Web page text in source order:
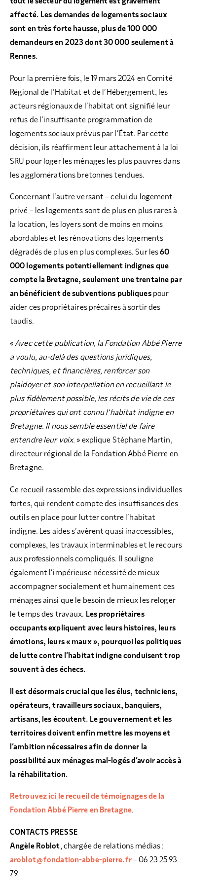
affecté. Les demandes de logements sociaux
sont en très forte hausse, plus de 100 000
demandeurs en 2023 dont 30 000 seulement à
Rennes.
Pour la première fois, le 19 mars 2024 en Comité
Régional de l’Habitat et de l’Hébergement, les
acteurs régionaux de l’habitat ont signifié leur
refus de l’insuffisante programmation de
logements sociaux prévus par l’État. Par cette
décision, ils réaffirment leur attachement à la loi
SRU pour loger les ménages les plus pauvres dans
les agglomérations bretonnes tendues.
Concernant l’autre versant – celui du logement
privé – les logements sont de plus en plus rares à
la location, les loyers sont de moins en moins
abordables et les rénovations des logements
dégradés de plus en plus complexes. Sur les60
000 logements potentiellement indignes que
compte la Bretagne, seulement une trentaine par
an bénéficient de subventions publiquespour
aider ces propriétaires précaires à sortir des
taudis.
«Avec cette publication, la Fondation Abbé Pierre
a voulu, au-delà des questions juridiques,
techniques, et financières, renforcer son
plaidoyer et son interpellation en recueillant le
plus fidèlement possible, les récits de vie de ces
propriétaires qui ont connu l’habitat indigne en
Bretagne. Il nous semble essentiel de faire
entendre leur voix. » explique Stéphane Martin,
directeur régional de la Fondation Abbé Pierre en
Bretagne.
Ce recueil rassemble des expressions individuelles
fortes, qui rendent compte des insuffisances des
outils en place pour lutter contre l’habitat
indigne. Les aides s’avèrent quasi inaccessibles,
complexes, les travaux interminables et le recours
aux professionnels compliqués. Il souligne
également l’impérieuse nécessité de mieux
accompagner socialement et humainement ces
ménages ainsi que le besoin de mieux les reloger
le temps des travaux. Les propriétaires
occupants expliquent avec leurs histoires, leurs
émotions, leurs « maux », pourquoi les politiques
de lutte contre l’habitat indigne conduisent trop
souvent à des échecs.
Il est désormais crucial que les élus, techniciens,
opérateurs, travailleurs sociaux, banquiers,
artisans, les écoutent. Le gouvernement et les
territoires doivent enfin mettre les moyens et
l’ambition nécessaires afin de donner la
possibilité aux ménages mal-logés d’avoir accès à
la réhabilitation.
Retrouvez ici le recueil de témoignages de la
Fondation Abbé Pierre en Bretagne.
CONTACTS PRESSE
Angèle Roblot, chargée de relations médias :
aroblot@fondation-abbe-pierre.fr– 06 23 25 93
79